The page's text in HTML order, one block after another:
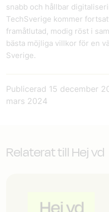
snabb och hållbar
TechSverige kommer
framåtlutad, modig röst i
bästa möjliga villkor för en
Sverige.
Publicerad 15 december
mars 2024
Relaterat till Hej vd